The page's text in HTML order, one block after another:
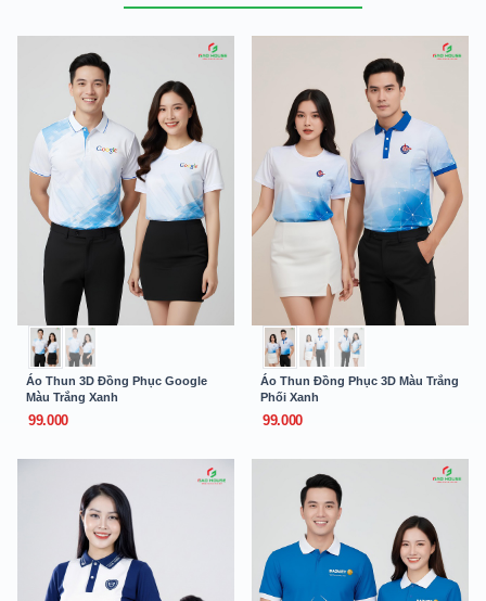
Áo Thun 3D Đồng Phục Google
Màu Trắng Xanh
99.000
Áo Thun Đồng Phục 3D Màu Trắng
Phối Xanh
99.000